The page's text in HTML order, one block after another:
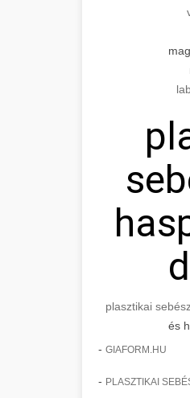
plasztikai
és
- GIAFORM.HU
- PLASZTIKAI